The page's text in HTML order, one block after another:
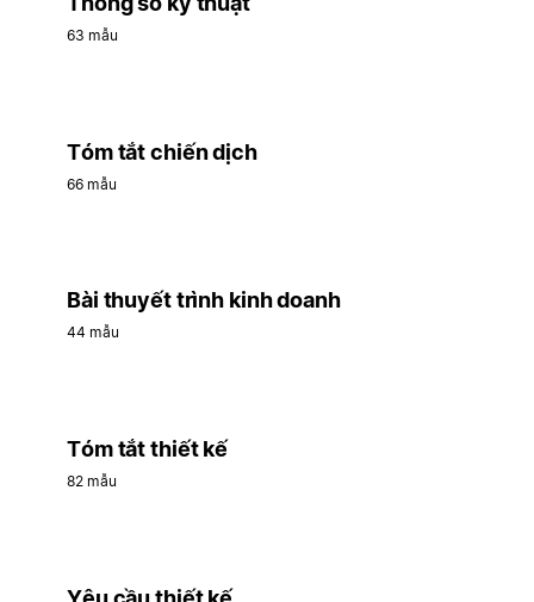
63 mẫu
Tóm tắt chiến dịch
66 mẫu
Bài thuyết trình kinh doanh
44 mẫu
Tóm tắt thiết kế
82 mẫu